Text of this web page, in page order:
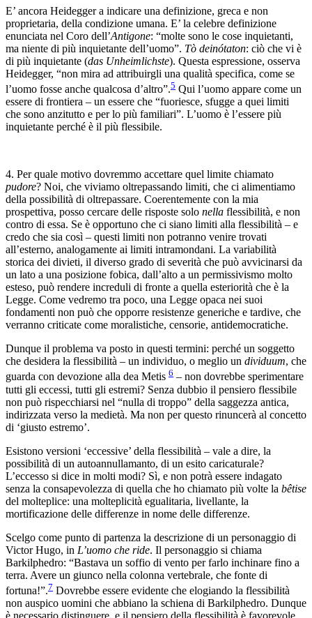
E’ ancora Heidegger a indicare una definizione, greca e non
proprietaria, della condizione umana. E’ la celebre definizione
enunciata nel Coro dell’Antigone: “molte sono le cose inquietanti,
ma niente di più inquietante dell’uomo”. Tò deinótaton: ciò che vi è
di più inquietante (das Unheimlichste). Questa espressione, osserva
Heidegger, “non mira ad attribuirgli una qualità specifica, come se
l’uomo fosse anche qualcosa d’altro”.5 Qui l’uomo appare come un
essere di frontiera – un essere che “fuoriesce, sfugge a quei limiti
che sono anzitutto e per lo più familiari”. L’uomo è l’essere più
inquietante perché è il più flessibile.
4. Per quale motivo dovremmo accettare quel limite chiamato
pudore? Noi, che viviamo oltrepassando limiti, che ci alimentiamo
della possibilità di oltrepassare. Coerentemente con la mia
prospettiva, posso cercare delle risposte solo nella flessibilità, e non
contro di essa. Se è opportuno che ci siano limiti alla flessibilità – e
credo che sia così – questi limiti non potranno venire trovati
all’esterno, analogamente ai limiti intramondani. La variabilità
storica dei divieti, il diverso grado di severità che può avvicinarsi da
un lato a una posizione fobica, dall’alto a un permissivismo molto
esteso, può rendere increduli di fronte a quella esteriorità che è la
Legge. Come vedremo tra poco, una Legge opaca nei suoi
fondamenti non può che opporre resistenze generiche e tardive, che
verranno criticate come moralistiche, censorie, antidemocratiche.
Dunque il problema va posto in questi termini: perché un soggetto
che desidera la flessibilità – un individuo, o meglio un dividuum, che
guarda con devozione alla dea Metis 6 – non dovrebbe sperimentare
tutti gli eccessi, tutti gli estremi? Senza dubbio il pensiero flessibile
non può rispecchiarsi nel “nulla di troppo” della saggezza antica,
indirizzata verso la medietà. Ma non per questo rinuncerà al concetto
di ‘giusto estremo’.
Esistono versioni ‘eccessive’ della flessibilità – vale a dire, la
possibilità di un autoannullamanto, di un esito caricaturale?
L’eccesso si dice in molti modi? Sì, e non potrà essere indagato
senza la consapevolezza di quella che ho chiamato più volte la bêtise
del molteplice: una molteplicità egualitaria, livellante, la
mortificazione delle differenze in nome delle differenze.
Scelgo come punto di partenza la descrizione di un personaggio di
Victor Hugo, in L’uomo che ride. Il personaggio si chiama
Barkilphedro: “Bastava un soffio di vento per farlo inchinare fino a
terra. Avere un giunco nella colonna vertebrale, che fonte di
fortuna!”.7 Dovrebbe essere evidente che elogiando la flessibilità
non auspico uomini che abbiano la schiena di Barkilphedro. Dunque